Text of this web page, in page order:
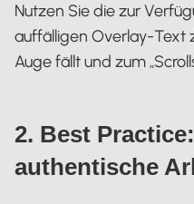
Nutzen Sie die zur
auffälligen Overlay-Text
Auge fällt und zum
2. Best
authentische